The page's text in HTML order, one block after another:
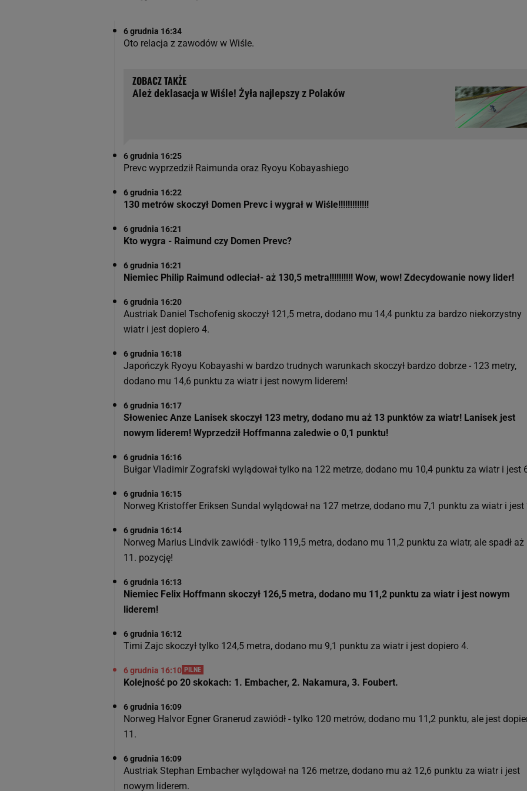
6 grudnia 16:34
Oto relacja z zawodów w Wiśle.
Ależ deklasacja w Wiśle! Żyła najlepszy z Polaków
6 grudnia 16:25
Prevc wyprzedził Raimunda oraz Ryoyu Kobayashiego
6 grudnia 16:22
130 metrów skoczył Domen Prevc i wygrał w Wiśle!!!!!!!!!!!!!
6 grudnia 16:21
Kto wygra - Raimund czy Domen Prevc?
6 grudnia 16:21
Niemiec Philip Raimund odleciał- aż 130,5 metra!!!!!!!!!! Wow, wow! Zdecydowanie nowy lider!
6 grudnia 16:20
Austriak Daniel Tschofenig skoczył 121,5 metra, dodano mu 14,4 punktu za bardzo niekorzystny
wiatr i jest dopiero 4.
6 grudnia 16:18
Japończyk Ryoyu Kobayashi w bardzo trudnych warunkach skoczył bardzo dobrze - 123 metry,
dodano mu 14,6 punktu za wiatr i jest nowym liderem!
6 grudnia 16:17
Słoweniec Anze Lanisek skoczył 123 metry, dodano mu aż 13 punktów za wiatr! Lanisek jest
nowym liderem! Wyprzedził Hoffmanna zaledwie o 0,1 punktu!
6 grudnia 16:16
Bułgar Vladimir Zografski wylądował tylko na 122 metrze, dodano mu 10,4 punktu za wiatr i jest
6 grudnia 16:15
Norweg Kristoffer Eriksen Sundal wylądował na 127 metrze, dodano mu 7,1 punktu za wiatr i
6 grudnia 16:14
Norweg Marius Lindvik zawiódł - tylko 119,5 metra, dodano mu 11,2 punktu za wiatr, ale spadł aż
11. pozycję!
6 grudnia 16:13
Niemiec Felix Hoffmann skoczył 126,5 metra, dodano mu 11,2 punktu za wiatr i jest nowym
liderem!
6 grudnia 16:12
Timi Zajc skoczył tylko 124,5 metra, dodano mu 9,1 punktu za wiatr i jest dopiero 4.
6 grudnia 16:10 PILNE
Kolejność po 20 skokach: 1. Embacher, 2. Nakamura, 3. Foubert.
6 grudnia 16:09
Norweg Halvor Egner Granerud zawiódł - tylko 120 metrów, dodano mu 11,2 punktu, ale jest
11.
6 grudnia 16:09
Austriak Stephan Embacher wylądował na 126 metrze, dodano mu aż 12,6 punktu za wiatr i jest
nowym liderem.